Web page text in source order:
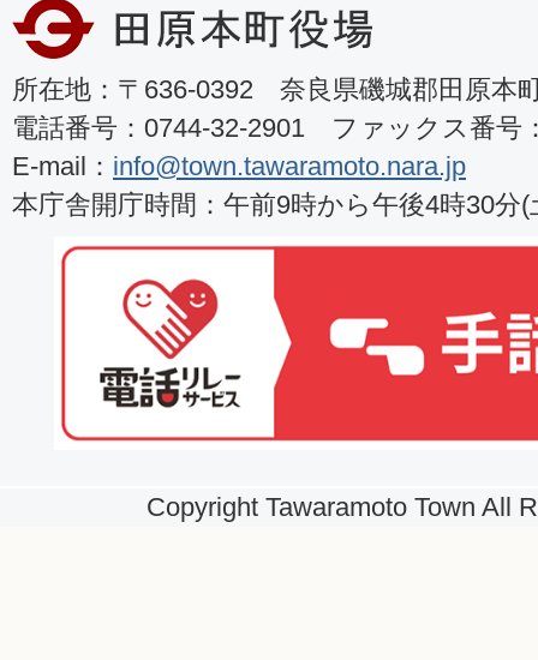
所在地：〒636-0392 奈良県磯城郡田原本
電話番号：0744-32-2901 ファックス番号
E-mail： info@town.tawaramoto.nara.jp
本庁舎開庁時間：午前9時から午後4時30分
Copyright Tawaramoto Town All